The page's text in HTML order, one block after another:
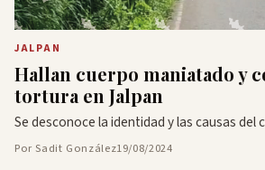
JALPAN
Hallan cuerpo maniatado y
tortura en Jalpan
Se desconoce la identidad y las causas del
Por Sadit González19/08/2024